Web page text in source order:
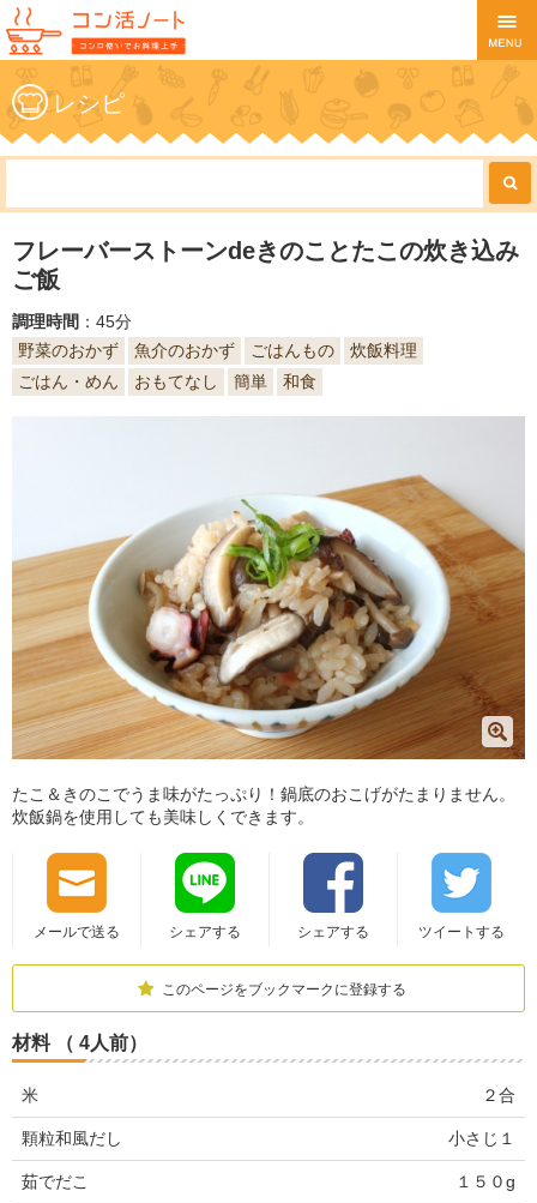
レシピ
フレーバーストーンdeきのことたこの炊き込み
ご飯
調理時間 ：45分
野菜のおかず
魚介のおかず ごはんもの
炊飯料理
ごはん・めん
おもてなし 簡単 和食
たこ＆きのこでうま味がたっぷり！鍋底のおこげがたまりません。
炊飯鍋を使用しても美味しくできます。
メールで送る シェアする シェアする ツイートする
このページをブックマークに登録する
材料 （ 4人前）
米 ２合
顆粒和風だし 小さじ１
茹でだこ １５０g